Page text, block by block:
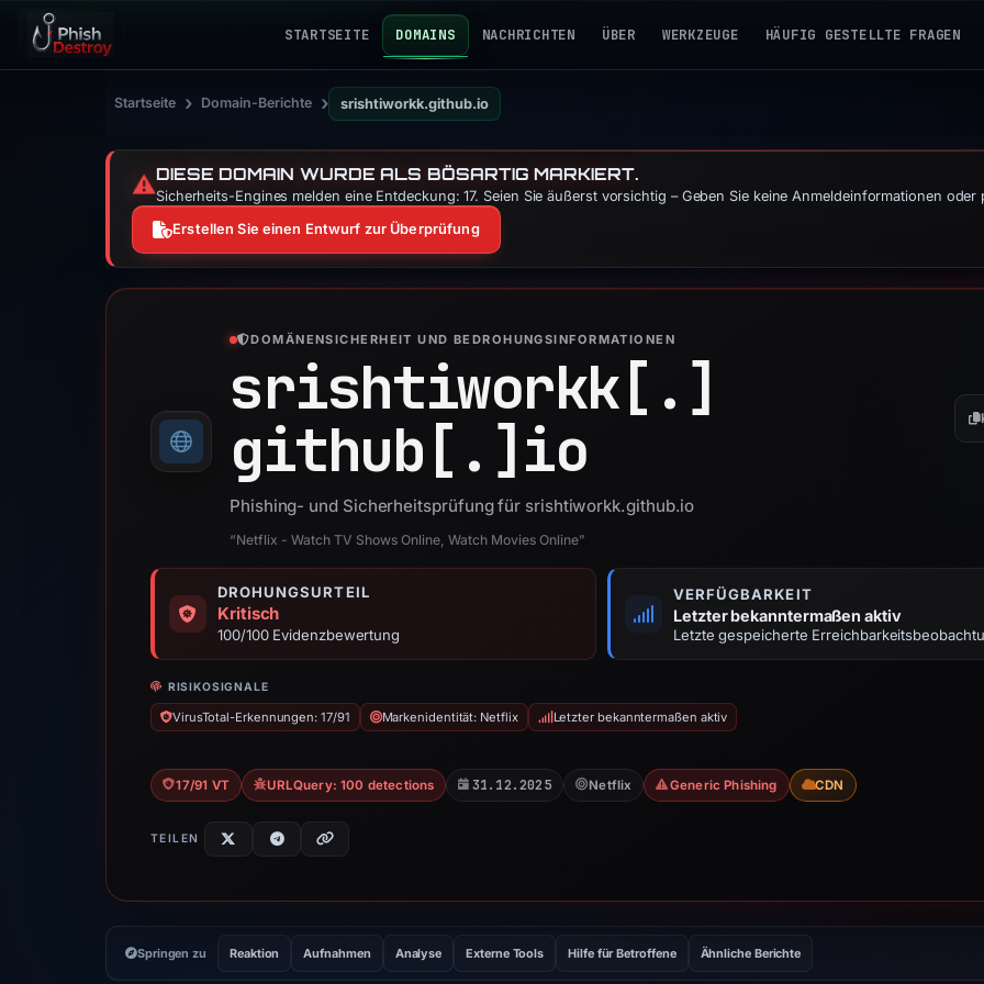
STARTSEITE DOMAINS NACHRICHTEN ÜBER WERKZEUGE HÄUFIG GESTELLTE FRAGEN
Startseite › Domain-Berichte › srishtiworkk.github.io
⚠️DIESE DOMAIN WURDE ALS BÖSARTIG MARKIERT.
Sicherheits-Engines melden eine Entdeckung: 17. Seien Sie äußerst vorsichtig – Geben Sie keine Anmeldeinformationen oder
Erstellen Sie einen Entwurf zur Überprüfung
DOMÄNENSICHERHEIT UND BEDROHUNGSINFORMATIONEN
srishtiworkk[.]
github[.]io
Phishing- und Sicherheitsprüfung für srishtiworkk.github.io
“Netflix - Watch TV Shows Online, Watch Movies Online”
DROHUNGSURTEIL
Kritisch
100/100 Evidenzbewertung
VERFÜGBARKEIT
Letzter bekanntermaßen aktiv
Letzte gespeicherte
RISIKOSIGNALE
VirusTotal-Erkennungen: 17/91 Markenidentität: Netflix Letzter bekanntermaßen aktiv
17/91 VT URLQuery: 100 detections 31.12.2025 Netflix Generic Phishing CDN
TEILEN
Springen zu Reaktion Aufnahmen Analyse Externe Tools Hilfe für Betroffene Ähnliche Berichte